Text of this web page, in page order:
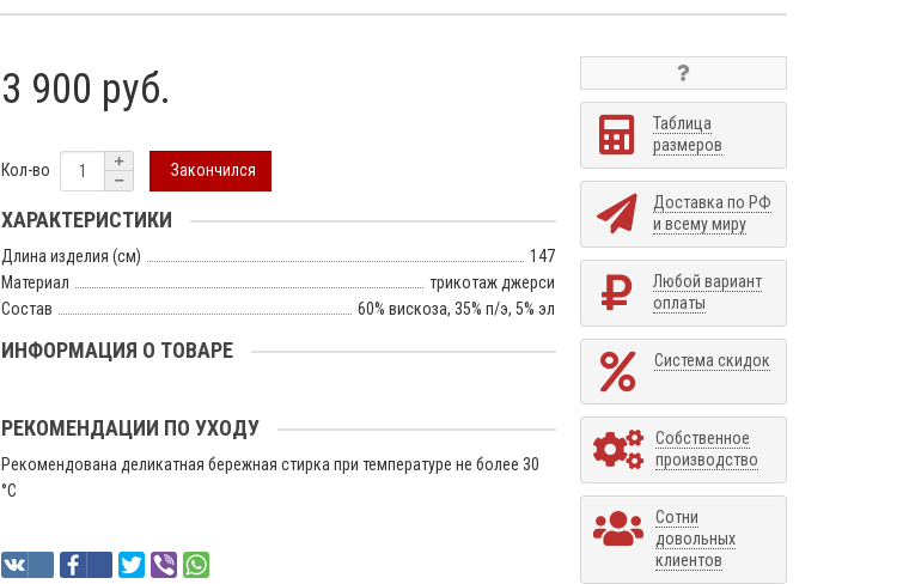
3 900 руб.
Кол-во Закончился
ХАРАКТЕРИСТИКИ
Длина изделия (см)
147
Материал
трикотаж джерси
Состав
60% вискоза, 35% п/э, 5% эл
ИНФОРМАЦИЯ О ТОВАРЕ
РЕКОМЕНДАЦИИ ПО УХОДУ
Рекомендована деликатная бережная стирка при температуре не более 30
°C
Таблица
размеров
Доставка по РФ
и всему миру
Любой вариант
оплаты
Система скидок
Собственное
производство
Сотни
довольных
клиентов